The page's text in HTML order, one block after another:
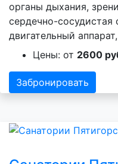
органы дыхания,
сердечно-
двигательный
Цены: от 2600
Забронировать